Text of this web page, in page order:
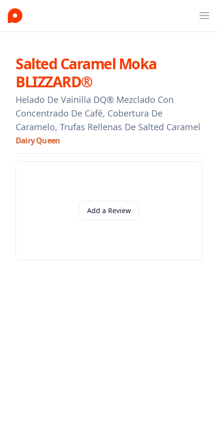
Salted Caramel Moka
BLIZZARD®
Helado De Vainilla DQ® Mezclado Con
Concentrado De Café, Cobertura De
Caramelo, Trufas Rellenas De Salted Caramel
Dairy Queen
Add a Review